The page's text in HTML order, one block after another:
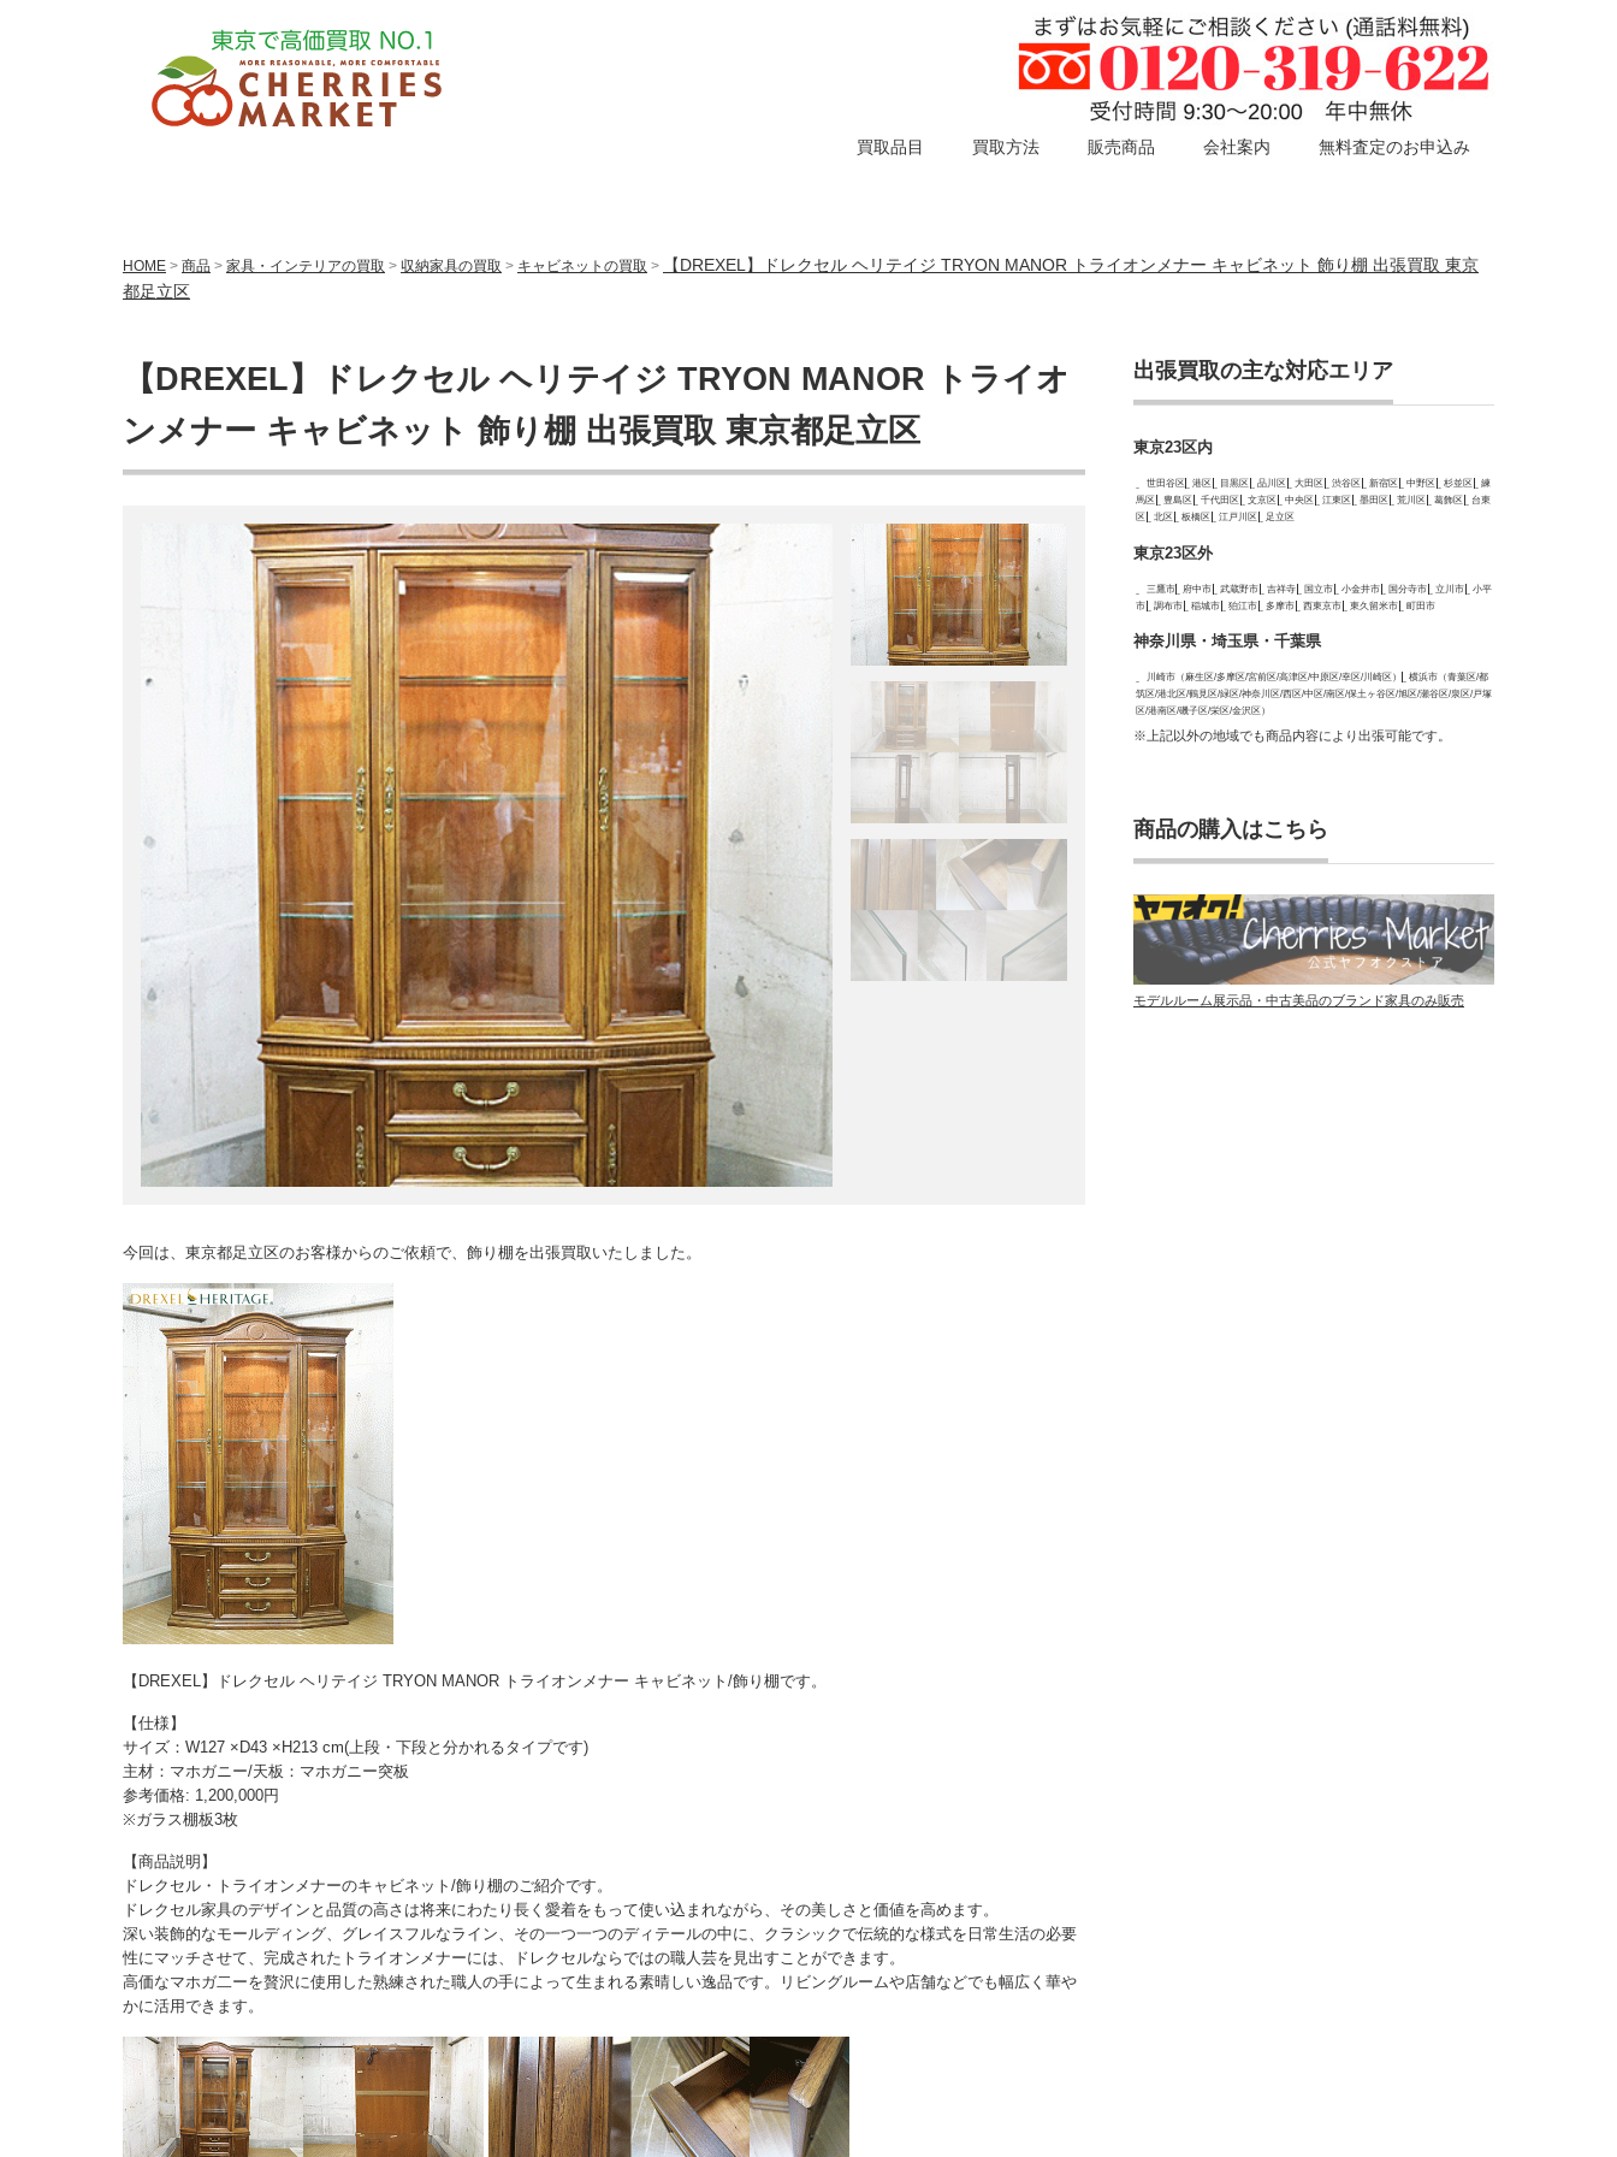
買取品目 買取方法 販売商品 会社案内 無料査定のお申込み
HOME > 商品 > 家具・インテリアの買取 > 収納家具の買取 > キャビネットの買取 >
【DREXEL】ドレクセル ヘリテイジ TRYON MANOR トライオンメナー キャビネット 飾り棚 出張買取 東京
都足立区
【DREXEL】ドレクセル ヘリテイジ TRYON MANOR トライオ
ンメナー キャビネット 飾り棚 出張買取 東京都足立区
今回は、東京都足立区のお客様からのご依頼で、飾り棚を出張買取いたしました。
【DREXEL】ドレクセル ヘリテイジ TRYON MANOR トライオンメナー キャビネット/飾り棚です。
【仕様】
サイズ：W127 ×D43 ×H213 cm(上段・下段と分かれるタイプです)
主材：マホガニー/天板：マホガニー突板
参考価格: 1,200,000円
※ガラス棚板3枚
【商品説明】
ドレクセル・トライオンメナーのキャビネット/飾り棚のご紹介です。
ドレクセル家具のデザインと品質の高さは将来にわたり長く愛着をもって使い込まれながら、その美しさと価値を高めます。
深い装飾的なモールディング、グレイスフルなライン、その一つ一つのディテールの中に、クラシックで伝統的な様式を日常生活の必要
性にマッチさせて、完成されたトライオンメナーには、ドレクセルならではの職人芸を見出すことができます。
高価なマホガ二ーを贅沢に使用した熟練された職人の手によって生まれる素晴しい逸品です。リビングルームや店舗などでも幅広く華や
かに活用できます。
出張買取の主な対応エリア
東京23区内
世田谷区 港区 目黒区 品川区 大田区 渋谷区 新宿区 中野区 杉並区
練
馬区
豊島区 千代田区 文京区 中央区 江東区 墨田区 荒川区 葛飾区
台東
区
北区 板橋区 江戸川区 足立区
東京23区外
三鷹市 府中市 武蔵野市 吉祥寺 国立市 小金井市 国分寺市 立川市
小平
市
調布市 稲城市 狛江市 多摩市 西東京市 東久留米市 町田市
神奈川県・埼玉県・千葉県
川崎市（麻生区/多摩区/宮前区/高津区/中原区/幸区/川崎区）
横浜市（青葉区/都
筑区/港北区/鶴見区/緑区/神奈川区/西区/中区/南区/保土ヶ谷区/旭区/瀬谷区/泉区/戸塚
区/港南区/磯子区/栄区/金沢区）
※上記以外の地域でも商品内容により出張可能です。
商品の購入はこちら
モデルルーム展示品・中古美品のブランド家具のみ販売